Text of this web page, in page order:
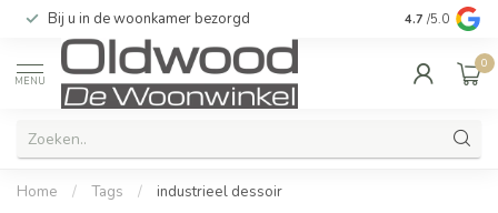
Bij u in de woonkamer bezorgd Kwaliteit &
4.7 /5.0
MENU
0
Home / Tags / industrieel dessoir